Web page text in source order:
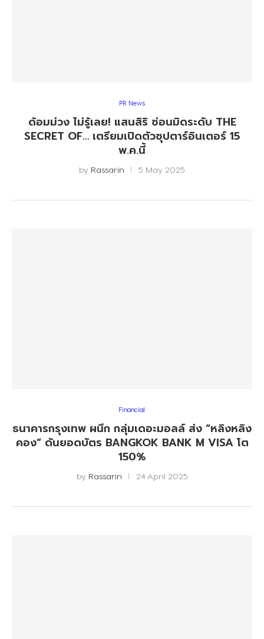
PR News
ด้อมม่วง ไม่รู้เลย! แสนสิริ ซ่อนมิดระดับ THE
SECRET OF… เตรียมเปิดตัวซุปตาร์อินเตอร์ 15
พ.ค.นี้
by Rassarin 5 May 2025
Financial
ธนาคารกรุงเทพ ผนึก กลุ่มเดอะมอลล์ ส่ง “หลิงหลิง
คอง” ดันยอดบัตร BANGKOK BANK M VISA โต
150%
by Rassarin 24 April 2025